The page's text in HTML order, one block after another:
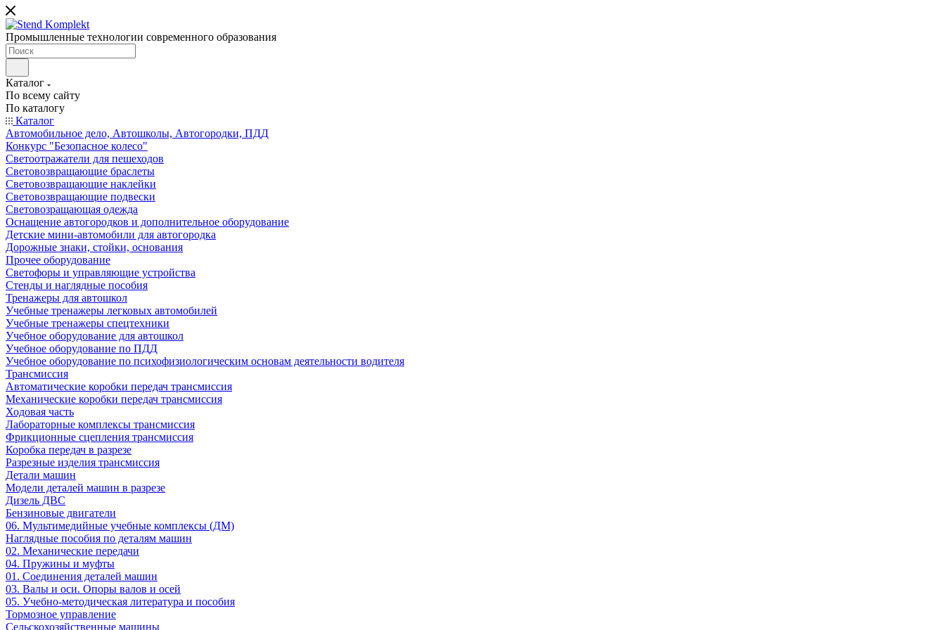
Промышленные технологии современного образования
Каталог
По всему сайту
По каталогу
Каталог
Автомобильное дело, Автошколы, Автогородки, ПДД
Конкурс "Безопасное колесо"
Светоотражатели для пешеходов
Световозвращающие браслеты
Световозвращающие наклейки
Световозвращающие подвески
Световозращающая одежда
Оснащение автогородков и дополнительное оборудование
Детские мини-автомобили для автогородка
Дорожные знаки, стойки, основания
Прочее оборудование
Светофоры и управляющие устройства
Стенды и наглядные пособия
Тренажеры для автошкол
Учебные тренажеры легковых автомобилей
Учебные тренажеры спецтехники
Учебное оборудование для автошкол
Учебное оборудование по ПДД
Учебное оборудование по психофизиологическим основам деятельности водителя
Трансмиссия
Автоматические коробки передач трансмиссия
Механические коробки передач трансмиссия
Ходовая часть
Лабораторные комплексы трансмиссия
Фрикционные сцепления трансмиссия
Коробка передач в разрезе
Разрезные изделия трансмиссия
Детали машин
Модели деталей машин в разрезе
Дизель ДВС
Бензиновые двигатели
06. Мультимедийные учебные комплексы (ДМ)
Наглядные пособия по деталям машин
02. Механические передачи
04. Пружины и муфты
01. Соединения деталей машин
03. Валы и оси. Опоры валов и осей
05. Учебно-методическая литература и пособия
Тормозное управление
Сельскохозяйственные машины